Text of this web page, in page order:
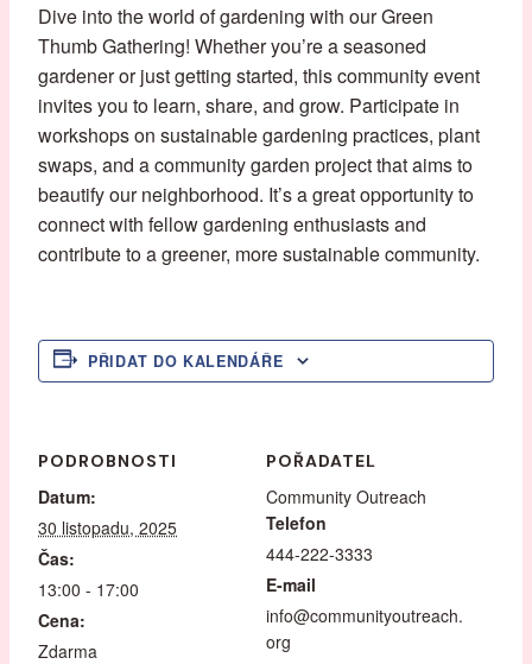
Dive into the world of gardening with our Green
Thumb Gathering! Whether you’re a seasoned
gardener or just getting started, this community event
invites you to learn, share, and grow. Participate in
workshops on sustainable gardening practices, plant
swaps, and a community garden project that aims to
beautify our neighborhood. It’s a great opportunity to
connect with fellow gardening enthusiasts and
contribute to a greener, more sustainable community.
PŘIDAT DO KALENDÁŘE
PODROBNOSTI
Datum:
30 listopadu, 2025
Čas:
13:00 - 17:00
Cena:
Zdarma
POŘADATEL
Community Outreach
Telefon
444-222-3333
E-mail
info@communityoutreach.
org